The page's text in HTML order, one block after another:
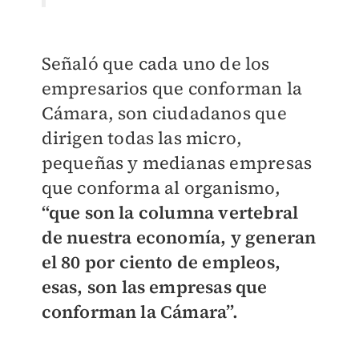
Señaló que cada uno de los
empresarios que conforman la
Cámara, son ciudadanos que
dirigen todas las micro,
pequeñas y medianas empresas
que conforma al organismo,
“que son la columna vertebral
de nuestra economía, y generan
el 80 por ciento de empleos,
esas, son las empresas que
conforman la Cámara”.